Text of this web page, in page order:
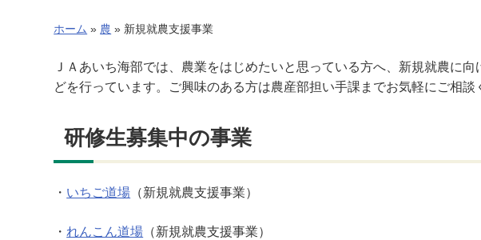
ホーム » 農 » 新規就農支援事業
ＪＡあいち海部では、農業をはじめたいと思っている方へ、新規就農に
どを行っています。ご興味のある方は農産部担い手課までお気軽にご相談
研修生募集中の事業
・ いちご道場 （新規就農支援事業）
・ れんこん道場 （新規就農支援事業）